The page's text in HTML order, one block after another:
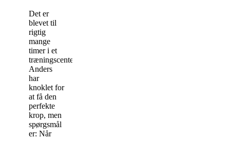
Det er
blevet til
rigtig
mange
timer i et
træningscenter.
Anders
har
knoklet for
at få den
perfekte
krop, men
spørgsmål
er: Når